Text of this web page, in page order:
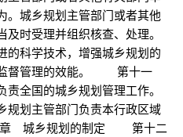
。城乡规划主管部门或者其他
时受理并组织核查、处理。
科学技术，增强城乡规划的
监督管理的效能。 第十一
全国的城乡规划管理工作。
划主管部门负责本行政区域
章 城乡规划的制定 第十二